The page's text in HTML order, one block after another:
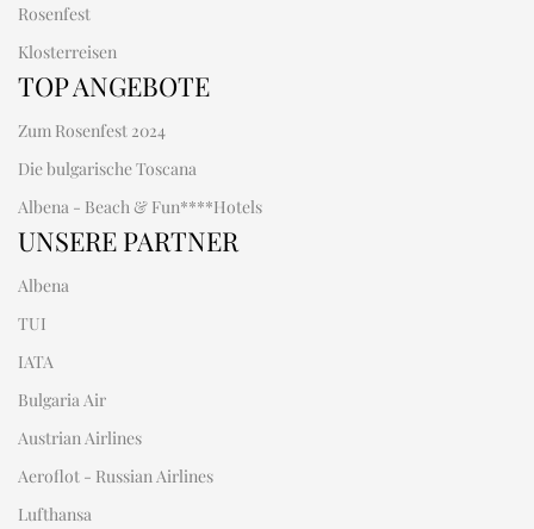
Rosenfest
Klosterreisen
TOP ANGEBOTE
Zum Rosenfest 2024
Die bulgarische Toscana
Albena - Beach & Fun****Hotels
UNSERE PARTNER
Albena
TUI
IATA
Bulgaria Air
Austrian Airlines
Aeroflot - Russian Airlines
Lufthansa